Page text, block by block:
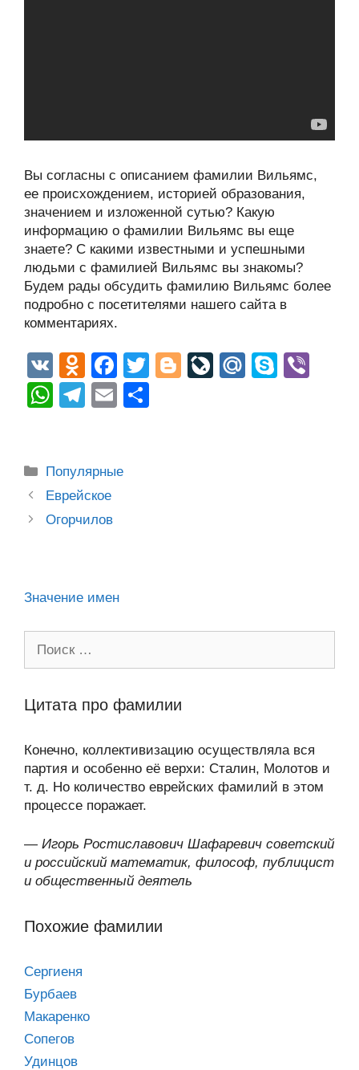
Вы согласны с описанием фамилии Вильямс,
ее происхождением, историей образования,
значением и изложенной сутью? Какую
информацию о фамилии Вильямс вы еще
знаете? С какими известными и успешными
людьми с фамилией Вильямс вы знакомы?
Будем рады обсудить фамилию Вильямс более
подробно с посетителями нашего сайта в
комментариях.
V
K
O
d
n
kl
a
ss
F
a
c
b
T
Bl
Li
M
S
W
s
A
p
T
gr
a
m
E
Рубрики
Популярные
Post
navigation
Еврейское
Огорчилов
Значение имен
Цитата про фамилии
Конечно, коллективизацию осуществляла вся
партия и особенно её верхи: Сталин, Молотов и
т. д. Но количество еврейских фамилий в этом
процессе поражает.
— Игорь Ростиславович Шафаревич советский
и российский математик, философ, публицист
и общественный деятель
Похожие фамилии
Сергиеня
Бурбаев
Макаренко
Сопегов
Удинцов